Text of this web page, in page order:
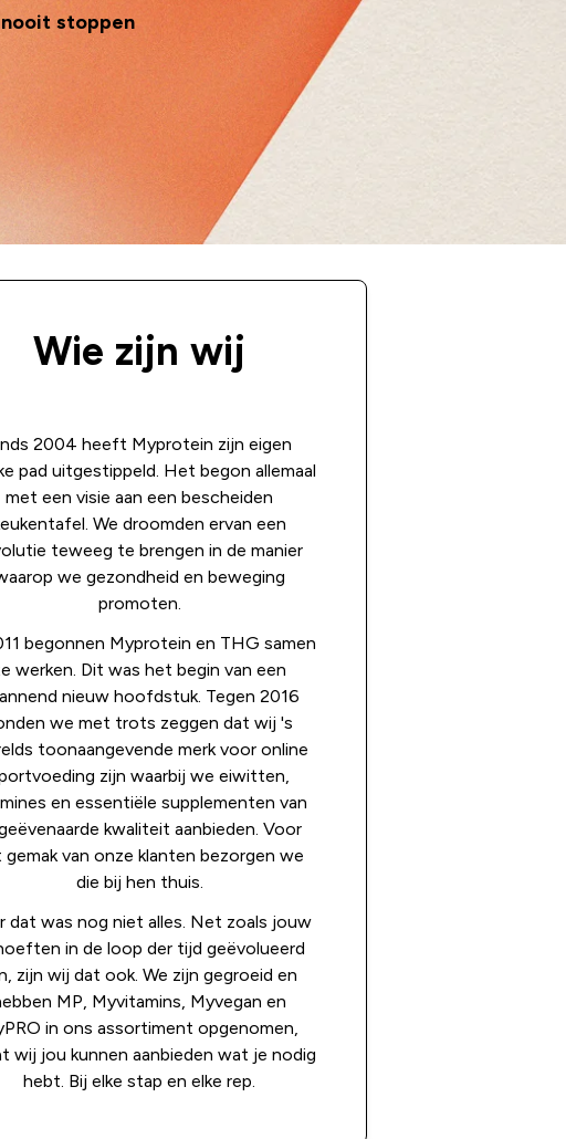
nooit stoppen
Wie zijn wij
2004 heeft Myprotein zijn eigen
pad uitgestippeld. Het begon allemaal
met een visie aan een bescheiden
We droomden ervan een
teweeg te brengen in de manier
we gezondheid en beweging
promoten.
begonnen Myprotein en THG samen
werken. Dit was het begin van een
nieuw hoofdstuk. Tegen 2016
we met trots zeggen dat wij 's
toonaangevende merk voor online
zijn waarbij we eiwitten,
en essentiële supplementen van
kwaliteit aanbieden. Voor
gemak van onze klanten bezorgen we
die bij hen thuis.
dat was nog niet alles. Net zoals jouw
in de loop der tijd geëvolueerd
zijn wij dat ook. We zijn gegroeid en
MP, Myvitamins, Myvegan en
in ons assortiment opgenomen,
wij jou kunnen aanbieden wat je nodig
hebt. Bij elke stap en elke rep.